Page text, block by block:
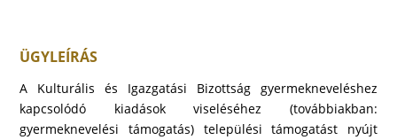
ÜGYLEÍRÁS
A Kulturális és Igazgatási Bizottság gyermekneveléshez
kapcsolódó kiadások viseléséhez (továbbiakban:
gyermeknevelési támogatás) települési támogatást nyújt